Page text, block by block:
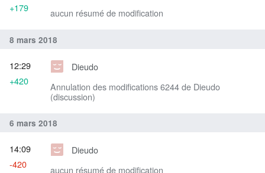
aucun résumé de modification
+179
8 mars 2018
Dieudo
Annulation des modifications 6244 de Dieudo
(discussion)
12:29
+420
6 mars 2018
Dieudo
aucun résumé de modification
14:09
-420